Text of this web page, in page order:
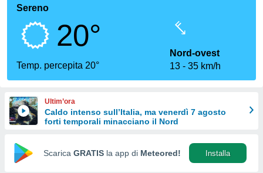
per
le
di
Web
Sereno
20°
Temp. percepita 20°
Nord-ovest
13
35 km/h
Ultim’ora
Caldo intenso sull’Italia, ma venerdì 7 agosto
forti temporali minacciano il Nord
Scarica GRATIS la app di Meteored! Installa